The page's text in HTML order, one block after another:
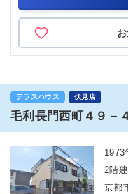
テラスハウス 伏見店
毛利長門西町４９－
1973
2階建
京都